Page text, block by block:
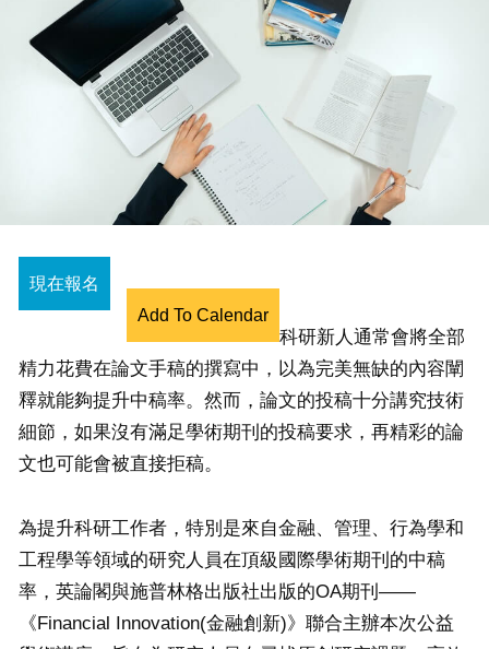
現在報名
Add To Calendar
科研新人通常會將全部
精力花費在論文手稿的撰寫中，以為完美無缺的內容闡
釋就能夠提升中稿率。然而，論文的投稿十分講究技術
細節，如果沒有滿足學術期刊的投稿要求，再精彩的論
文也可能會被直接拒稿。
為提升科研工作者，特別是來自金融、管理、行為學和
工程學等領域的研究人員在頂級國際學術期刊的中稿
率，英論閣與施普林格出版社出版的OA期刊——
《Financial Innovation(金融創新)》聯合主辦本次公益